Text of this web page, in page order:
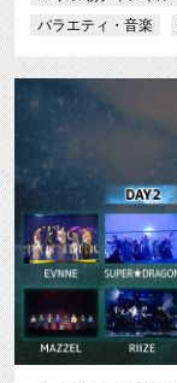
バラエティ・音楽